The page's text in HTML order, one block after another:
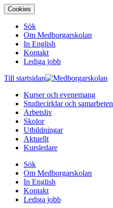
Cookies
Sök
Om Medborgarskolan
In English
Kontakt
Lediga jobb
Till startsidan
Kurser och evenemang
Studiecirklar och samarbeten
Arbetsliv
Skolor
Utbildningar
Aktuellt
Kursledare
Sök
Om Medborgarskolan
In English
Kontakt
Lediga jobb